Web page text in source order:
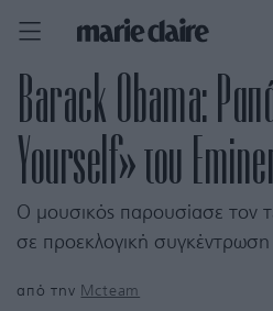
Barack Obama:
Yourself» του
Ο μουσικός παρουσίασε τον
σε προεκλογική
από την Mcteam